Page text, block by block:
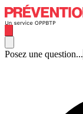
Posez une question...